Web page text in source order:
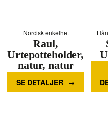
Nordisk enkelhet
Raul,
Urtepotteholder,
natur, natur
SE DETALJER